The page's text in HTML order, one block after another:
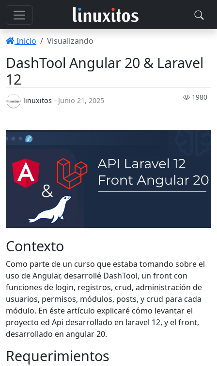
Inicio Visualizando
DashTool Angular 20 & Laravel
12
linuxitos - Junio 21, 2025 1980
Contexto
Como parte de un curso que estaba tomando sobre el
uso de Angular, desarrollé DashTool, un front con
funciones de login, registros, crud, administración de
usuarios, permisos, módulos, posts, y crud para cada
módulo. En éste artículo explicaré cómo levantar el
proyecto ed Api desarrollado en laravel 12, y el front,
desarrollado en angular 20.
Requerimientos